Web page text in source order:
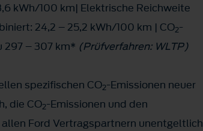
kWh/100 km| Elektrische Reichweite
24,2 – 25,2 kWh/100 km | CO2-
297 – 307 km* (Prüfverfahren: WLTP)
spezifischen CO2-Emissionen neuer
die CO2-Emissionen und den
Ford Vertragspartnern unentgeltlich